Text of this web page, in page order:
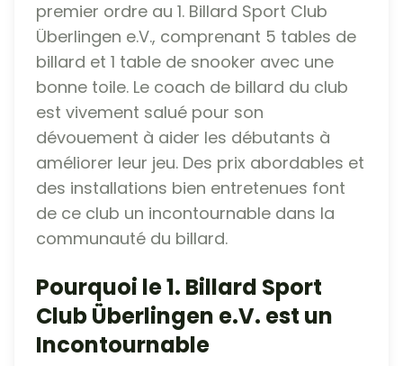
premier ordre au 1. Billard Sport Club
Überlingen e.V., comprenant 5 tables de
billard et 1 table de snooker avec une
bonne toile. Le coach de billard du club
est vivement salué pour son
dévouement à aider les débutants à
améliorer leur jeu. Des prix abordables et
des installations bien entretenues font
de ce club un incontournable dans la
communauté du billard.
Pourquoi le 1. Billard Sport
Club Überlingen e.V. est un
Incontournable